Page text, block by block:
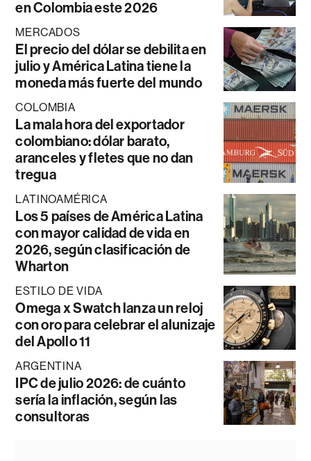
en Colombia este 2026
MERCADOS
El precio del dólar se debilita en
julio y América Latina tiene la
moneda más fuerte del mundo
COLOMBIA
La mala hora del exportador
colombiano: dólar barato,
aranceles y fletes que no dan
tregua
LATINOAMÉRICA
Los 5 países de América Latina
con mayor calidad de vida en
2026, según clasificación de
Wharton
ESTILO DE VIDA
Omega x Swatch lanza un reloj
con oro para celebrar el alunizaje
del Apollo 11
ARGENTINA
IPC de julio 2026: de cuánto
sería la inflación, según las
consultoras